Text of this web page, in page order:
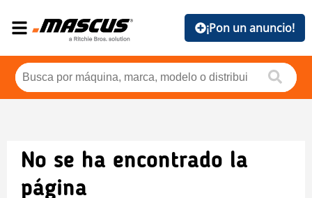
¡Pon un anuncio!
No se ha encontrado la
página